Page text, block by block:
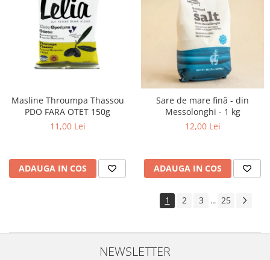
Masline Throumpa Thassou
PDO FARA OTET 150g
11,00 Lei
ADAUGA IN COS
Sare de mare fină - din
Messolonghi - 1 kg
12,00 Lei
ADAUGA IN COS
1 2 3 ... 25
NEWSLETTER